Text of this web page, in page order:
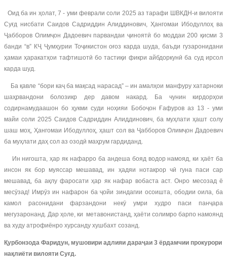
Оид ба ин ҳолат, 7 - уми феврали соли 2025 аз тарафи ШВКДН-и вилояти
Суғд нисбати Саидов Садриддин Алиддинович, Ҳангомаи Ибодуллоҳ ва
Ҷабборов Олимҷон Дадоевич парвандаи ҷиноятӣ бо моддаи 200 қисми 3
банди “в” КҶ Ҷумҳурии Тоҷикистон оғоз карда шуда, баъди гузаронидани
ҳамаи ҳаракатҳои тафтишотӣ бо тастиқи фикри айбдоркунӣ ба суд ирсол
карда шуд.
Ба қавле “бори каҷ ба мақсад нарасад” – ин амалҳои манфуру хатарноки
шаҳрвандони болозикр дер давом накард. Ба чунин кирдорҳои
содирнамудаашон бо ҳукми суди ноҳияи Бобоҷон Ғафуров аз 13 - уми
майи соли 2025 Саидов Садриддин Алиддинович, ба муҳлати ҳашт солу
шаш моҳ, Ҳангомаи Ибодуллоҳ, ҳашт сол ва Ҷабборов Олимҷон Дадоевич
ба муҳлати даҳ сол аз озодӣ маҳрум гардиданд.
Ин нигошта, ҳар як нафарро ба андеша бояд водор намояд, ки ҳаёт ба
инсон як бор муяссар мешавад, ин ҳадяи нотакрор чӣ гуна паси сар
мешавад, ба ақлу фаросати ҳар як нафар вобаста аст. Онро месозад ё
месӯзад! Имрӯз ин нафарон ба ҷойи зиндагии осоишта, ободии оила, ба
камол расонидани фарзандони некӯ умри худро паси панҷара
мегузаронанд. Дар ҳоле, ки метавонистанд, ҳаёти солимро барпо намоянд
ва худу атрофиёнро хурсанду хушбахт созанд.
Қурбонзода Фаридун, мушовири адлияи дараҷаи 3 ёрдамчии прокурори
нақлиёти вилояти Суғд.